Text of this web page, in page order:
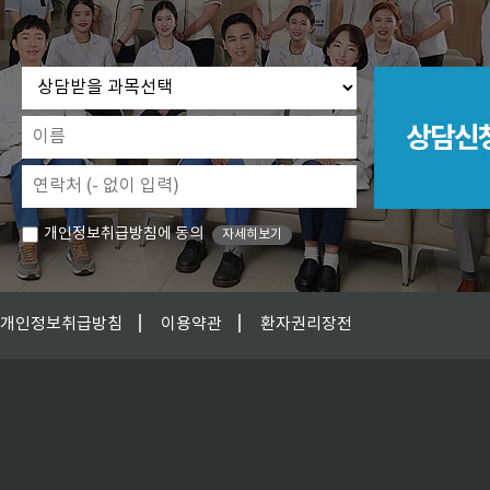
개인정보취급방침에 동의 자세히보기
개인정보취급방침 이용약관 환자권리장전